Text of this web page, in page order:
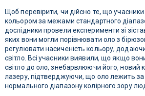
Щоб перевірити, чи дійсно те, що
кольором за межами стандартного
дослідники провели експерименти зі
яких вони могли порівнювати оло з
регулювати насиченість кольору,
світло. Всі учасники виявили, що якщо
світло до оло, знебарвлюючи його, новий
лазеру, підтверджуючи, що оло лежить
нормального діапазону колірного зору